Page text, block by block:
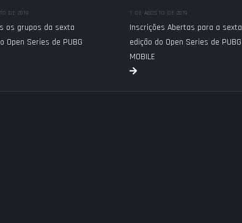
DE 2019
os grupos da sexta
Open Series de PUBG
1 DE AGOSTO DE 2019
Inscrições Abertas para a sexta
edição do Open Series de PUBG
MOBILE